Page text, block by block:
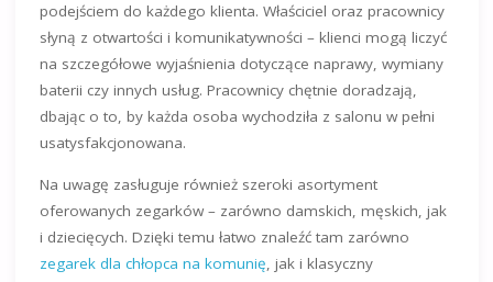
podejściem do każdego klienta. Właściciel oraz pracownicy
słyną z otwartości i komunikatywności – klienci mogą liczyć
na szczegółowe wyjaśnienia dotyczące naprawy, wymiany
baterii czy innych usług. Pracownicy chętnie doradzają,
dbając o to, by każda osoba wychodziła z salonu w pełni
usatysfakcjonowana.
Na uwagę zasługuje również szeroki asortyment
oferowanych zegarków – zarówno damskich, męskich, jak
i dziecięcych. Dzięki temu łatwo znaleźć tam zarówno
zegarek dla chłopca na komunię, jak i klasyczny